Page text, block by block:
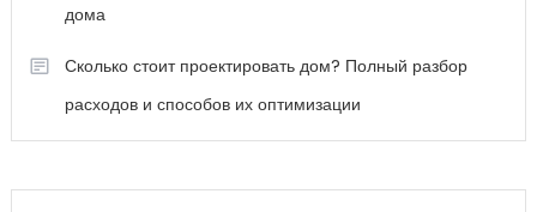
дома
Сколько стоит проектировать дом? Полный разбор
расходов и способов их оптимизации